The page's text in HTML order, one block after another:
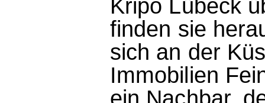
Kripo Lübeck
finden sie
sich an der
Immobilien
ein Nachbar,